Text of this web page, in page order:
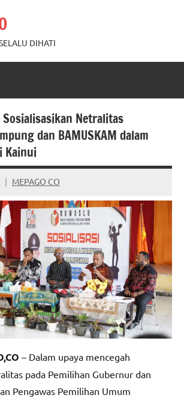
DIHATI
Sosialisasikan Netralitas
dan BAMUSKAM dalam
Kainui
MEPAGO CO
– Dalam upaya mencegah
pada Pemilihan Gubernur dan
Pengawas Pemilihan Umum